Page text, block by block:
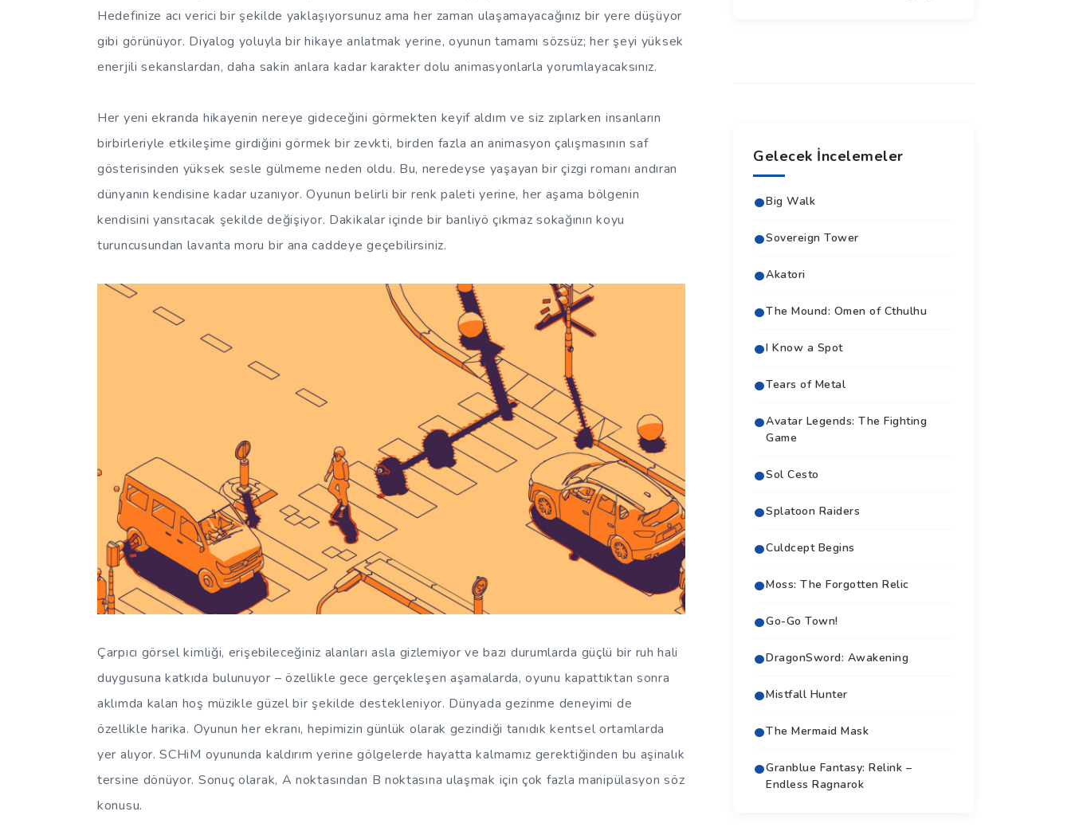
Hedefinize acı verici bir şekilde yaklaşıyorsunuz ama her zaman ulaşamayacağınız bir yere düşüyor
gibi görünüyor. Diyalog yoluyla bir hikaye anlatmak yerine, oyunun tamamı sözsüz; her şeyi yüksek
enerjili sekanslardan, daha sakin anlara kadar karakter dolu animasyonlarla yorumlayacaksınız.
Her yeni ekranda hikayenin nereye gideceğini görmekten keyif aldım ve siz zıplarken insanların
birbirleriyle etkileşime girdiğini görmek bir zevkti, birden fazla an animasyon çalışmasının saf
gösterisinden yüksek sesle gülmeme neden oldu. Bu, neredeyse yaşayan bir çizgi romanı andıran
dünyanın kendisine kadar uzanıyor. Oyunun belirli bir renk paleti yerine, her aşama bölgenin
kendisini yansıtacak şekilde değişiyor. Dakikalar içinde bir banliyö çıkmaz sokağının koyu
turuncusundan lavanta moru bir ana caddeye geçebilirsiniz.
Çarpıcı görsel kimliği, erişebileceğiniz alanları asla gizlemiyor ve bazı durumlarda güçlü bir ruh hali
duygusuna katkıda bulunuyor – özellikle gece gerçekleşen aşamalarda, oyunu kapattıktan sonra
aklımda kalan hoş müzikle güzel bir şekilde destekleniyor. Dünyada gezinme deneyimi de
özellikle harika. Oyunun her ekranı, hepimizin günlük olarak gezindiği tanıdık kentsel ortamlarda
yer alıyor. SCHiM oyununda kaldırım yerine gölgelerde hayatta kalmamız gerektiğinden bu aşinalık
tersine dönüyor. Sonuç olarak, A noktasından B noktasına ulaşmak için çok fazla manipülasyon söz
konusu.
Gelecek İncelemeler
Big Walk
Sovereign Tower
Akatori
The Mound: Omen of Cthulhu
I Know a Spot
Tears of Metal
Avatar Legends: The Fighting
Game
Sol Cesto
Splatoon Raiders
Culdcept Begins
Moss: The Forgotten Relic
Go-Go Town!
DragonSword: Awakening
Mistfall Hunter
The Mermaid Mask
Granblue Fantasy: Relink –
Endless Ragnarok